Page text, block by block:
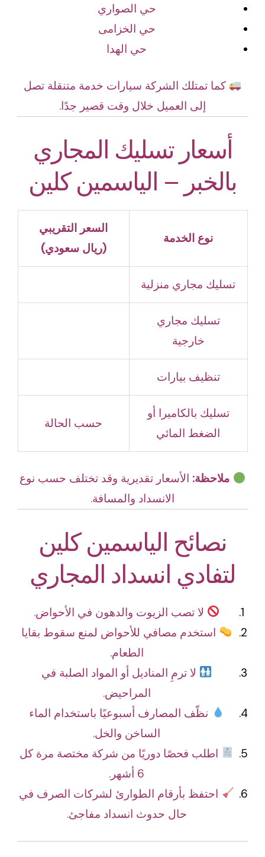
حي الصواري
حي الخزامى
حي الهدا
كما تمتلك الشركة سيارات خدمة متنقلة تصل
إلى العميل خلال وقت قصير جدًا.
أسعار تسليك المجاري
بالخبر – الياسمين كلين
نوع الخدمة
السعر التقريبي
(ريال سعودي)
تسليك مجاري منزلية
تسليك مجاري
خارجية
تنظيف بيارات
تسليك بالكاميرا أو
الضغط المائي
حسب الحالة
ملاحظة: الأسعار تقديرية وقد تختلف حسب نوع
الانسداد والمسافة.
نصائح الياسمين كلين
لتفادي انسداد المجاري
لا تصب الزيوت والدهون في الأحواض.
استخدم مصافي للأحواض لمنع سقوط بقايا
الطعام.
لا ترمِ المناديل أو المواد الصلبة في
المراحيض.
نظّف المصارف أسبوعيًا باستخدام الماء
الساخن والخل.
اطلب فحصًا دوريًا من شركة مختصة مرة كل
6 أشهر.
احتفظ بأرقام الطوارئ لشركات الصرف في
حال حدوث انسداد مفاجئ.